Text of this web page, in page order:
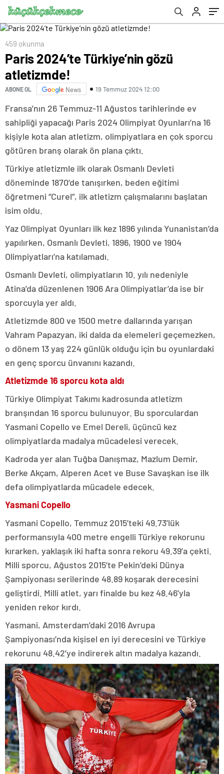
459 okunma
Paris 2024’te Türkiye’nin gözü
atletizmde!
ABONE OL News 19 Temmuz 2024 12:00
Fransa’nın 26 Temmuz-11 Ağustos tarihlerinde ev
sahipliği yapacağı Paris 2024 Olimpiyat Oyunları’na 16
kişiyle kota alan atletizm, olimpiyatlara en çok sporcu
götüren branş olarak ön plana çıktı.
Türkiye atletizmle ilk olarak Osmanlı Devleti
döneminde 1870’de tanışırken, beden eğitimi
öğretmeni “Curel”, ilk atletizm çalışmalarını başlatan
isim oldu.
Yaz Olimpiyat Oyunları ilk kez 1896 yılında Yunanistan’da
yapılırken, Osmanlı Devleti, 1896, 1900 ve 1904
Olimpiyatları’na katılamadı.
Osmanlı Devleti, olimpiyatların 10. yılı nedeniyle
Atina’da düzenlenen 1906 Ara Olimpiyatlar’da ise bir
sporcuyla yer aldı.
Atletizmde 800 ve 1500 metre dallarında yarışan
Vahram Papazyan, iki dalda da elemeleri geçemezken,
o dönem 13 yaş 224 günlük olduğu için bu oyunlardaki
en genç sporcu ünvanını kazandı.
Atletizmde 16 sporcu kota aldı
Türkiye Olimpiyat Takımı kadrosunda atletizm
branşından 16 sporcu bulunuyor. Bu sporculardan
Yasmani Copello ve Emel Dereli, üçüncü kez
olimpiyatlarda madalya mücadelesi verecek.
Kadroda yer alan Tuğba Danışmaz, Mazlum Demir,
Berke Akçam, Alperen Acet ve Buse Savaşkan ise ilk
defa olimpiyatlarda mücadele edecek.
Yasmani Copello
Yasmani Copello, Temmuz 2015’teki 49.73’lük
performansıyla 400 metre engelli Türkiye rekorunu
kırarken, yaklaşık iki hafta sonra rekoru 49.39’a çekti.
Milli sporcu, Ağustos 2015’te Pekin’deki Dünya
Şampiyonası serilerinde 48.89 koşarak derecesini
geliştirdi. Milli atlet, yarı finalde bu kez 48.46’yla
yeniden rekor kırdı.
Yasmani, Amsterdam’daki 2016 Avrupa
Şampiyonası’nda kişisel en iyi derecesini ve Türkiye
rekorunu 48.42’ye indirerek altın madalya kazandı.